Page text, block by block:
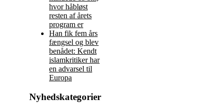
hvor håbløst
resten af årets
program er
Han fik fem års
fængsel og blev
benådet: Kendt
islamkritiker har
en advarsel til
Europa
Nyhedskategorier